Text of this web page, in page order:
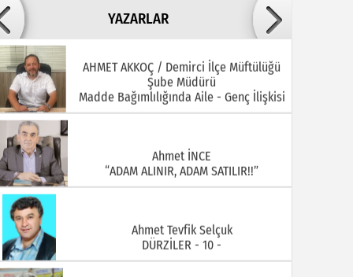
YAZARLAR
İNŞALLAH MUHSİNLERDEN OLURUZ!
AHMET AKKOÇ / Demirci İlçe Müftülüğü
Şube Müdürü
Madde Bağımlılığında Aile - Genç İlişkisi
Ahmet İNCE
“ADAM ALINIR, ADAM SATILIR!!”
Ahmet Tevfik Selçuk
DÜRZİLER - 10 -